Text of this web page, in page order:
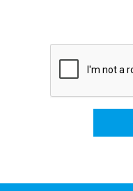
ださい。
2． お客様に対し商品や